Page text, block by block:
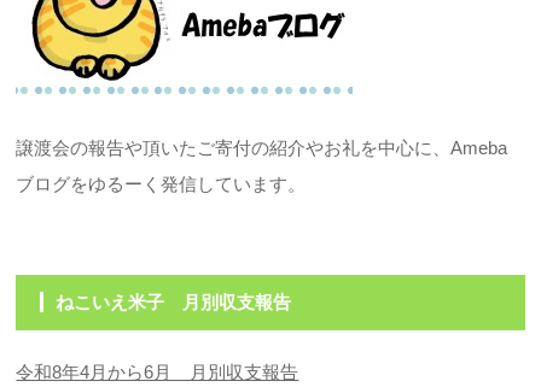
譲渡会の報告や頂いたご寄付の紹介やお礼を中心に、Ameba
ブログをゆるーく発信しています。
ねこいえ米子 月別収支報告
令和8年4月から6月 月別収支報告